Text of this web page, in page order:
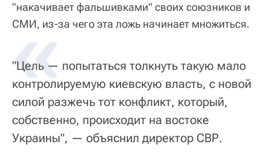
"накачивает фальшивками" своих союзников и
СМИ, из-за чего эта ложь начинает множиться.
«
"Цель — попытаться толкнуть такую мало
контролируемую киевскую власть, с новой
силой разжечь тот конфликт, который,
собственно, происходит на востоке
Украины", — объяснил директор СВР.